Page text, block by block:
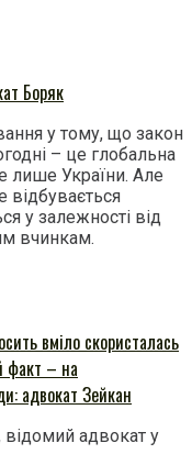
Боряк
у тому, що закон
– це глобальна
лише України. Але
у залежності від
вчинкам.
вміло скористалась
факт – на
адвокат Зейкан
адвокат у